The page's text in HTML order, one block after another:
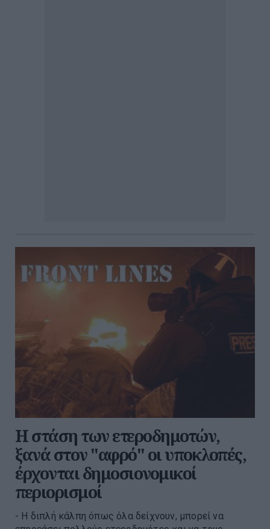
Η στάση των ετεροδημοτών,
ξανά στον "αφρό" οι υποκλοπές,
έρχονται δημοσιονομικοί
περιορισμοί
- H διπλή κάλπη όπως όλα δείχνουν, μπορεί να